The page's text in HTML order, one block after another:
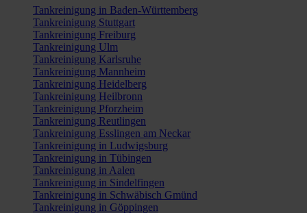
Tankreinigung in Baden-Württemberg
Tankreinigung Stuttgart
Tankreinigung Freiburg
Tankreinigung Ulm
Tankreinigung Karlsruhe
Tankreinigung Mannheim
Tankreinigung Heidelberg
Tankreinigung Heilbronn
Tankreinigung Pforzheim
Tankreinigung Reutlingen
Tankreinigung Esslingen am Neckar
Tankreinigung in Ludwigsburg
Tankreinigung in Tübingen
Tankreinigung in Aalen
Tankreinigung in Sindelfingen
Tankreinigung in Schwäbisch Gmünd
Tankreinigung in Göppingen